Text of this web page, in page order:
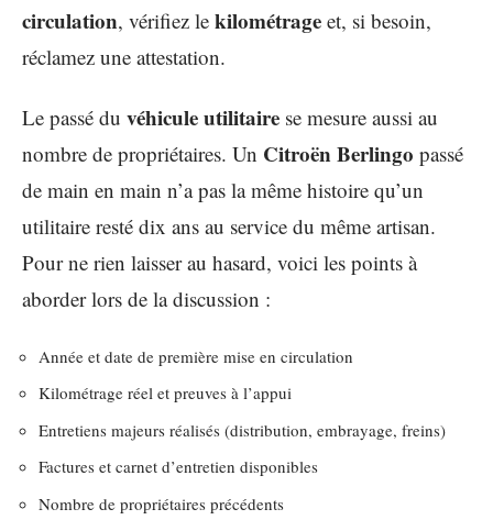
circulation, vérifiez le kilométrage et, si besoin,
réclamez une attestation.
Le passé du véhicule utilitaire se mesure aussi au
nombre de propriétaires. Un Citroën Berlingo passé
de main en main n’a pas la même histoire qu’un
utilitaire resté dix ans au service du même artisan.
Pour ne rien laisser au hasard, voici les points à
aborder lors de la discussion :
Année et date de première mise en circulation
Kilométrage réel et preuves à l’appui
Entretiens majeurs réalisés (distribution, embrayage, freins)
Factures et carnet d’entretien disponibles
Nombre de propriétaires précédents